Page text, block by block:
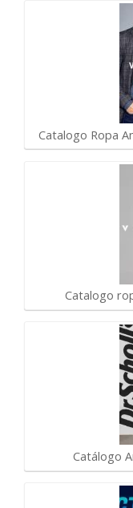
Catalogo Ropa
Catalogo
Catálogo